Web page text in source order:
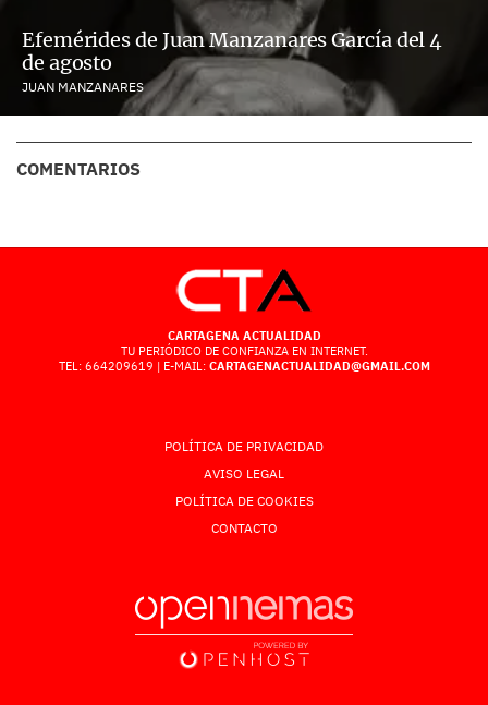
Efemérides de Juan Manzanares García del 4
de agosto
JUAN MANZANARES
COMENTARIOS
CARTAGENA ACTUALIDAD
TU PERIÓDICO DE CONFIANZA EN INTERNET.
TEL: 664209619 | E-MAIL: CARTAGENACTUALIDAD@GMAIL.COM
POLÍTICA DE PRIVACIDAD
AVISO LEGAL
POLÍTICA DE COOKIES
CONTACTO